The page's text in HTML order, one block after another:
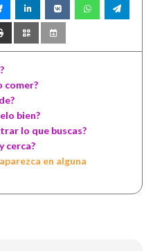
comer?
bien?
lo que buscas?
cerca?
en alguna